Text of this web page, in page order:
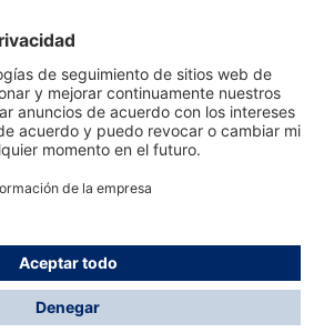
al cliente de Dräger
2024
incluyen IVA y posibles gastos